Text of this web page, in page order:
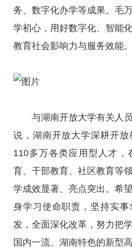
务、数字化办学等成果。毛
学初心，用好数字化、智能
教育社会影响力与服务效能。
与湖南开放大学有关人
说，湖南开放大学深耕开
110多万各类应用型人才，
育、干部教育、社区教育等
学成效显著、亮点突出。希
身学习使命职责，坚持实
发，全面深化改革，努力把
国内一流、湖南特色的新型